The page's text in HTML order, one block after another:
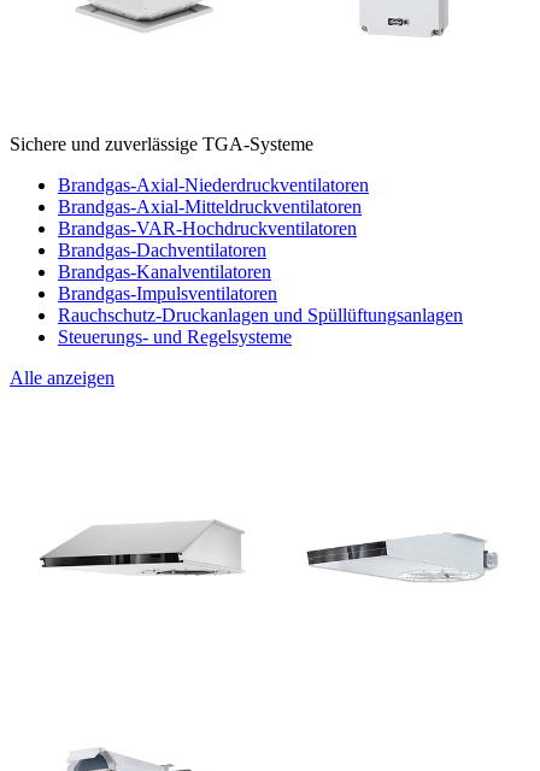
Sichere und zuverlässige TGA-Systeme
Brandgas-Axial-Niederdruckventilatoren
Brandgas-Axial-Mitteldruckventilatoren
Brandgas-VAR-Hochdruckventilatoren
Brandgas-Dachventilatoren
Brandgas-Kanalventilatoren
Brandgas-Impulsventilatoren
Rauchschutz-Druckanlagen und Spüllüftungsanlagen
Steuerungs- und Regelsysteme
Alle anzeigen